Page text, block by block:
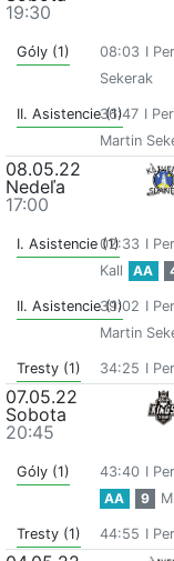
19:30
Góly (1) 08:03 I
Sekerak
II. Asistencie (1)
36:47 I
Martin
08.05.22
Nedeľa
17:00
I. Asistencie (1)02:33 I
Kall
AA
II. Asistencie (1)
39:02 I
Martin
Tresty (1) 34:25 I
07.05.22
Sobota
20:45
Góly (1) 43:40 I
AA
9
Tresty (1) 44:55 I